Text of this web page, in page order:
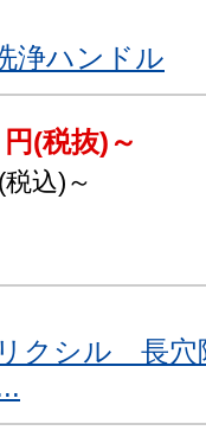
浄ハンドル
円(税抜)～
税込)～
クシル 長穴